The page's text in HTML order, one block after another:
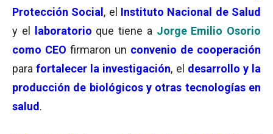
Protección Social , el Instituto Nacional de Salud
y el
laboratorio que tiene a Jorge Emilio Osorio
como CEO firmaron un convenio de cooperación
parafortalecer la investigación, el desarrollo y la
producción de biológicos y otras tecnologías en
salud .